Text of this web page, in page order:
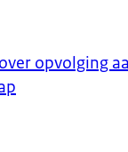
opvolging